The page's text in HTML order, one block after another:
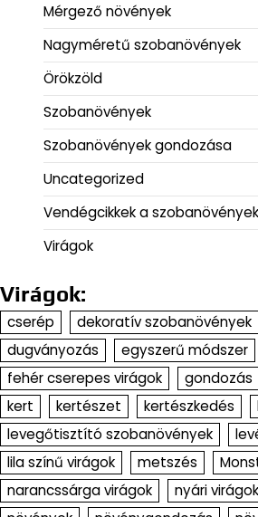
Mérgező növények
Nagyméretű szobanövények
Örökzöld
Szobanövények
Szobanövények gondozása
Uncategorized
Vendégcikkek a
Virágok
Virágok:
cserép dekoratív szobanövények
dugványozás
egyszerű módszer
fehér cserepes virágok
gondozás
kert
kertészet kertészkedés
levegőtisztító szobanövények
lila színű virágok
metszés
narancssárga virágok
nyári virágok